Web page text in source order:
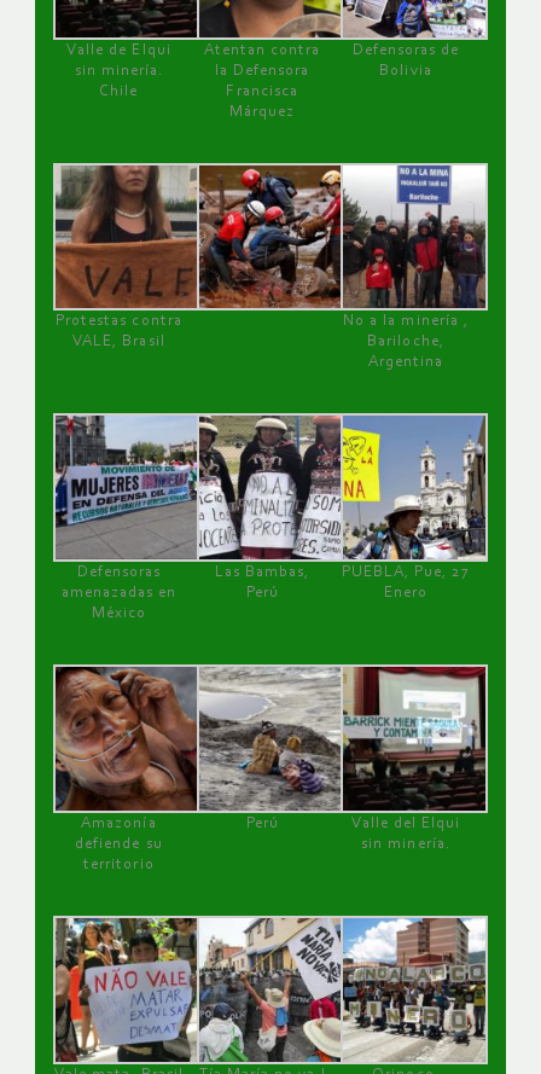
Valle de Elqui
sin minería.
Chile
Atentan contra
la Defensora
Francisca
Márquez
Defensoras de
Bolivia
Protestas contra
VALE, Brasil
No a la minería ,
Bariloche,
Argentina
Defensoras
amenazadas en
México
Las Bambas,
Perú
PUEBLA, Pue, 27
Enero
Amazonía
defiende su
territorio
Perú
Valle del Elqui
sin minería.